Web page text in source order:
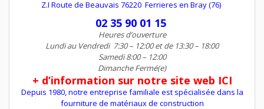
Z.I Route de Beauvais 76220 Ferrieres en Bray (76)
02 35 90 01 15
Heures d’ouverture
Lundi au Vendredi 7:30– 12:00 et de 13:30– 18:00
Samedi8:00– 12:00
Dimanche Fermé(e)
+ d’information sur notre site web ICI
Depuis 1980, notre entreprise familiale est spécialisée dans la
fourniture de matériaux de construction